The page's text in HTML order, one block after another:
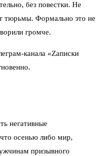
без повестки. Не
тюрьмы. Формально это не
громче.
канала «Zаписки
негативные
осенью либо мир,
призывного